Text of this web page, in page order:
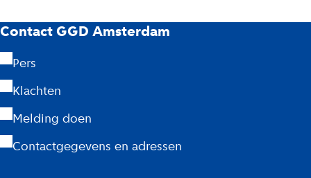
G
G
D
A
m
Contact GGD Amsterdam
Pers
Klachten
Melding doen
Contactgegevens en adressen